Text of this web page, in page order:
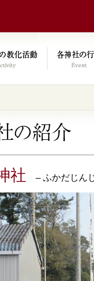
jinjacho.or.jp/
社 – ふかだじん